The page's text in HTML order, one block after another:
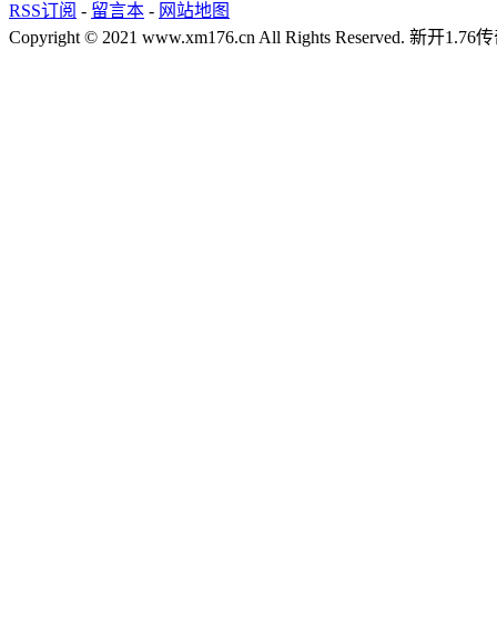
RSS订阅 - 留言本 - 网站地图
Copyright © 2021 www.xm176.cn All Rights Reserved. 新开1.76